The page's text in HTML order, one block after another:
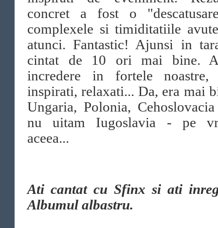
concret a fost o
complexele si timiditatiile
atunci. Fantastic! Ajunsi in
cintat de 10 ori mai bine.
incredere in fortele noastre,
inspirati, relaxati... Da, era mai
Ungaria, Polonia,
nu uitam Iugoslavia - pe
aceea...
Ati cantat cu Sfinx si ati
Albumul albastru.